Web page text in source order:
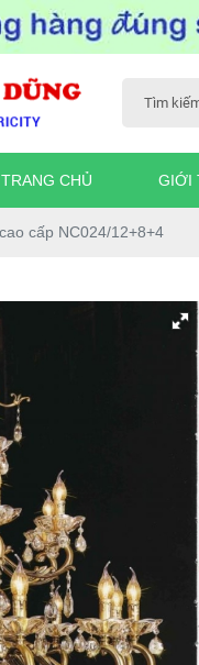
TRANG CHỦ GIỚI
cấp NC024/12+8+4